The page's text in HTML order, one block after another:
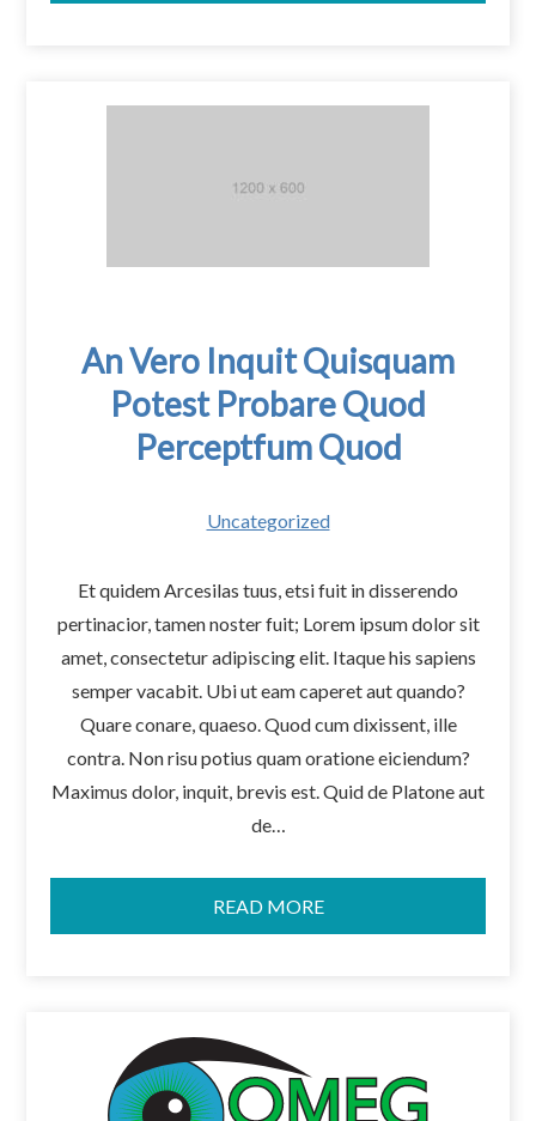
An Vero Inquit Quisquam
Potest Probare Quod
Perceptfum Quod
Uncategorized
Et quidem Arcesilas tuus, etsi fuit in disserendo
pertinacior, tamen noster fuit; Lorem ipsum dolor sit
amet, consectetur adipiscing elit. Itaque his sapiens
semper vacabit. Ubi ut eam caperet aut quando?
Quare conare, quaeso. Quod cum dixissent, ille
contra. Non risu potius quam oratione eiciendum?
Maximus dolor, inquit, brevis est. Quid de Platone aut
de…
READ MORE